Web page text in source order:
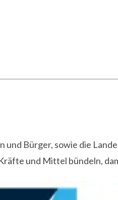
Bürger, sowie die
und Mittel bündeln,